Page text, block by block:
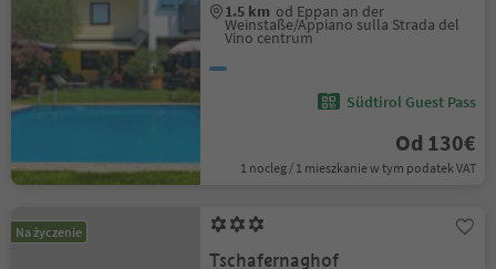
1.5 km od Eppan an der
Weinstaße/Appiano sulla Strada del
Vino centrum
Südtirol Guest Pass
Od 130€
1 nocleg / 1 mieszkanie w tym podatek VAT
Na życzenie
Tschafernaghof